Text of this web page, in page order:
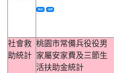
doc odt
社會救
助統計
桃園市常備兵役役男
家屬安家費及三節生
活扶助金統計